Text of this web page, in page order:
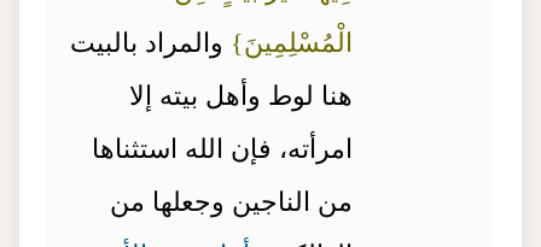
الْمُسْلِمِينَ} والمراد بالبيت
هنا لوط وأهل بيته إلا
امرأته، فإن الله استثناها
من الناجين وجعلها من